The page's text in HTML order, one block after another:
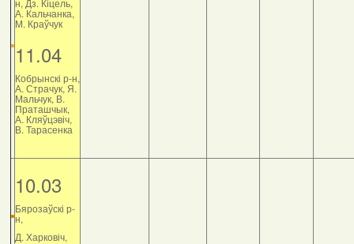
н, Дз. Кіцель,
А. Кальчанка,
М. Краўчук
11.04
Кобрынскі р-н,
А. Страчук, Я.
Мальчук, В.
Праташчык,
А. Кляўцэвіч,
В. Тарасенка
10.03
Бярозаўскі р-
н,
Д. Харковіч,